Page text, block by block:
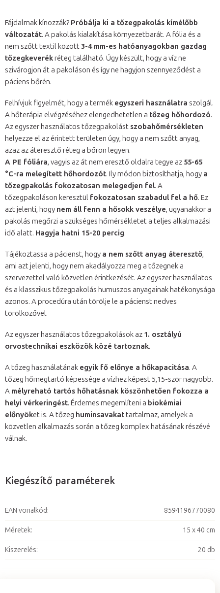
Fájdalmak kínozzák? Próbálja ki a tőzegpakolás kímélőbb
változatát. A pakolás kialakítása környezetbarát. A fólia és a
nem szőtt textil között3-4 mm-es hatóanyagokban gazdag
tőzegkeverékréteg található. Úgy készült, hogy a víz ne
szivárogjon át a pakoláson és így ne hagyjon szennyeződést a
páciens bőrén.
Felhívjuk figyelmét, hogy a termék egyszeri használatra szolgál.
A hőterápia elvégzéséhez elengedhetetlen a tőzeg hőhordozó.
Az egyszer használatos tőzegpakolást szobahőmérsékleten
helyezze el az érintett területen úgy, hogy a nem szőtt anyag,
azaz az áteresztő réteg a bőrön legyen.
A PE fóliára, vagyis az át nem eresztő oldalra tegye az 55-65
°C-ra melegített hőhordozót. Ily módon biztosíthatja, hogy a
tőzegpakolás fokozatosan melegedjen fel. A
tőzegpakoláson keresztül fokozatosan szabadul fel a hő. Ez
azt jelenti, hogy nem áll fenn a hősokk veszélye, ugyanakkor a
pakolás megőrzi a szükséges hőmérsékletet a teljes alkalmazási
idő alatt. Hagyja hatni 15-20 percig.
Tájékoztassa a pácienst, hogy a nem szőtt anyag áteresztő,
ami azt jelenti, hogy nem akadályozza meg a tőzegnek a
szervezettel való közvetlen érintkezését. Az egyszer használatos
és a klasszikus tőzegpakolás humuszos anyagainak hatékonysága
azonos. A procedúra után törölje le a pácienst nedves
törölközővel.
Az egyszer használatos tőzegpakolások az 1. osztályú
orvostechnikai eszközök közé tartoznak.
A tőzeg használatának egyik fő előnye a hőkapacitása. A
tőzeg hőmegtartó képessége a vízhez képest 5,15-ször nagyobb.
A mélyreható tartós hőhatásnak köszönhetően fokozza a
helyi vérkeringést. Érdemes megemlíteni a biokémiai
előnyöket is. A tőzeg huminsavakattartalmaz, amelyek a
közvetlen alkalmazás során a tőzeg komplex hatásának részévé
válnak.
Kiegészítő paraméterek
EAN vonalkód: 8594196770080
Méretek: 15 x 40 cm
Kiszerelés: 20 db